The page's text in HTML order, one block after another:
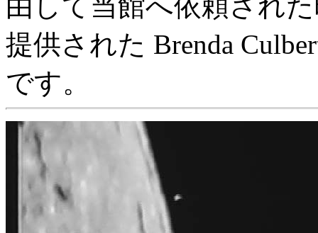
提供された Brenda
です。